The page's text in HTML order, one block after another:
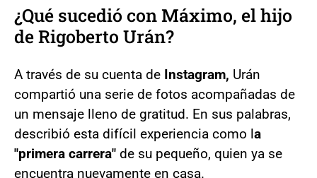
¿Qué sucedió con Máximo, el hijo
de Rigoberto Urán?
A través de su cuenta de Instagram, Urán
compartió una serie de fotos acompañadas de
un mensaje lleno de gratitud. En sus palabras,
describió esta difícil experiencia como la
"primera carrera" de su pequeño, quien ya se
encuentra nuevamente en casa.